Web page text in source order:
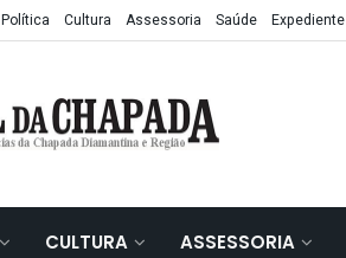
Política Cultura Assessoria Saúde Expediente
CULTURA ASSESSORIA